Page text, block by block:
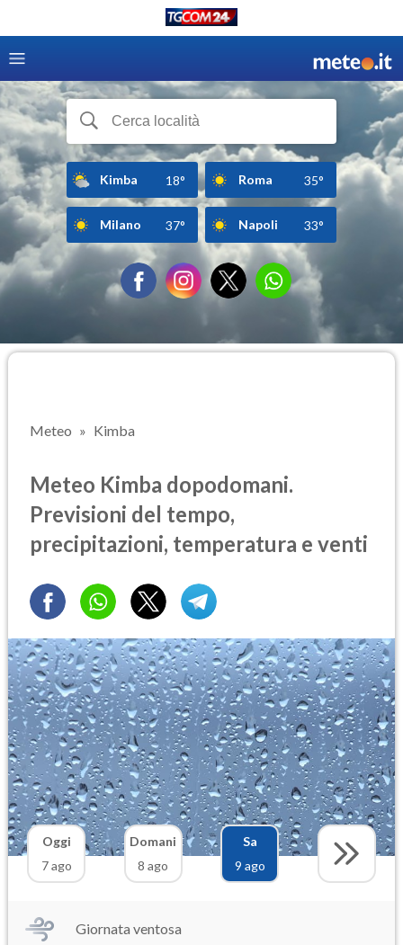
Kimba 18° Roma 35°
Milano 37° Napoli 33°
Meteo Kimba
Meteo Kimba dopodomani.
Previsioni del tempo,
precipitazioni, temperatura e venti
Oggi
7 ago
Domani
8 ago
Sa
9 ago
Giornata ventosa